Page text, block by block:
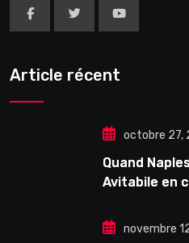
Article récent
octobre 27,
Quand
Avitabile en
novembre